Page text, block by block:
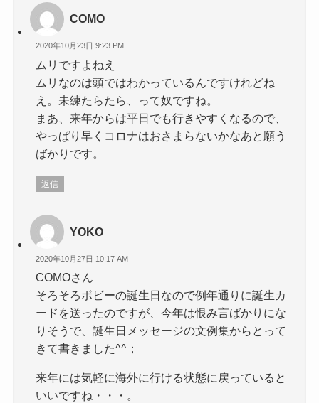
COMO
2020年10月23日 9:23 PM
ムリですよねえ
ムリなのは頭ではわかっているんですけれどね
え。未練たらたら、って奴ですね。
まあ、来年からは平日でも行きやすくなるので、
やっぱり早くコロナはおさまらないかなあと願う
ばかりです。
返信
YOKO
2020年10月27日 10:17 AM
COMOさん
そろそろボビーの誕生日なので例年通りに誕生カ
ードを送ったのですが、今年は恨み言ばかりにな
りそうで、誕生日メッセージの文例集からとって
きて書きました^^；
来年には気軽に海外に行ける状態に戻っていると
いいですね・・・。